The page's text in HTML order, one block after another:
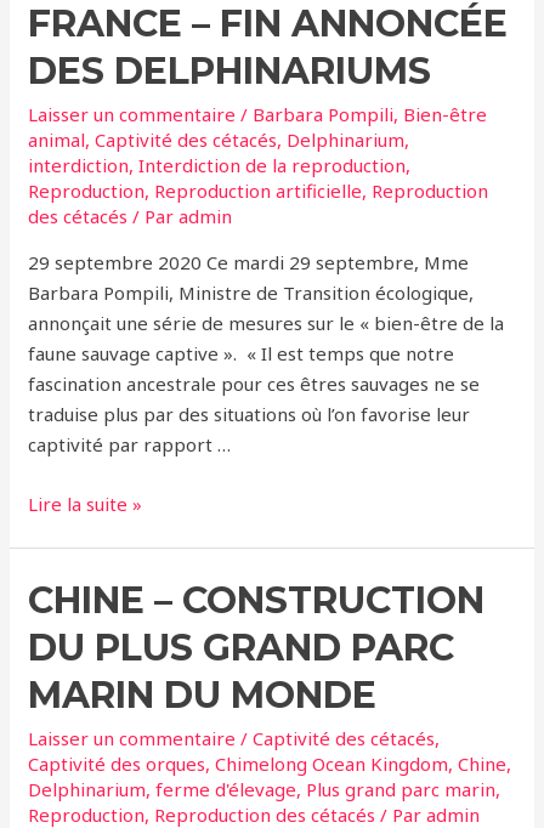
le
être
ne
justifient
pas
le
maintien
de
la
reproduction
des
cétacés
FRANCE – FIN ANNONCÉE
DES DELPHINARIUMS
Laisser un commentaire / Barbara Pompili, Bien-être
animal,Captivité des cétacés, Delphinarium,
interdiction,Interdiction de la reproduction,
Reproduction, Reproduction artificielle, Reproduction
des cétacés / Paradmin
29 septembre 2020 Ce mardi 29 septembre, Mme
Barbara Pompili, Ministre de Transition écologique,
annonçait une série de mesures sur le « bien-être de la
faune sauvage captive ». « Il est temps que notre
fascination ancestrale pour ces êtres sauvages ne se
traduise plus par des situations où l’on favorise leur
captivité par rapport …
France
annoncée
delphinariums
Lire la suite »
CHINE – CONSTRUCTION
DU PLUS GRAND PARC
MARIN DU MONDE
Laisser un commentaire /Captivité des cétacés,
Captivité des orques,Chimelong Ocean Kingdom,Chine,
Delphinarium,ferme d'élevage, Plus grand parc marin,
Reproduction, Reproduction des cétacés / Paradmin